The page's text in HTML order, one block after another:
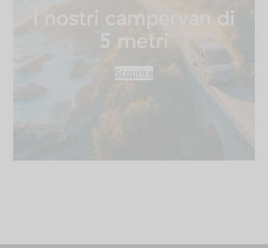
I nostri campervan di
5 metri
Scoprire